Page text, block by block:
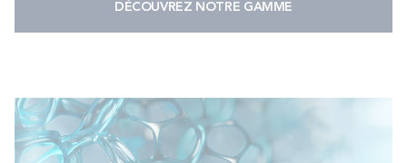
DÉCOUVREZ NOTRE GAMME